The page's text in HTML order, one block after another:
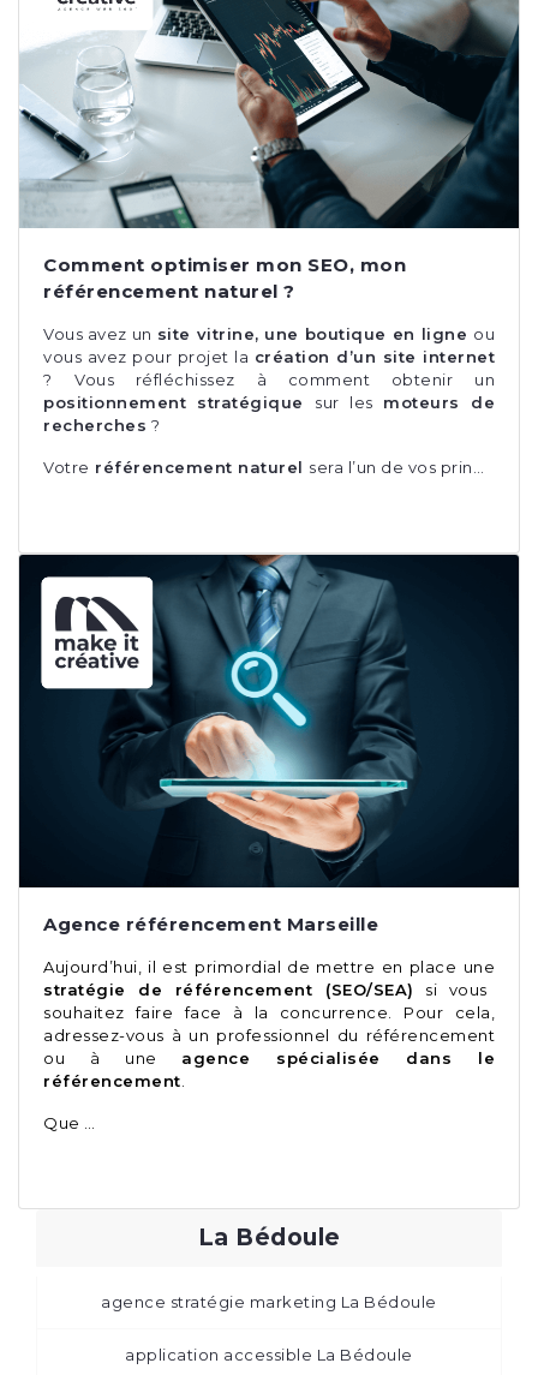
Comment optimiser mon SEO, mon
référencement naturel ?
Vous avez un site vitrine, une boutique en ligne ou
vous avez pour projet la création d’un site internet
?
Vous réfléchissez à comment obtenir un
positionnement stratégique sur les moteurs de
recherches ?
Votre référencement naturel sera l’un de vos prin…
Agence référencement Marseille
Aujourd’hui, il est primordial de mettre en place une
stratégie de référencement (SEO/SEA) si vous
souhaitez faire face à la concurrence. Pour cela,
adressez-vous à un professionnel du référencement
ou à une agence spécialisée dans le
référencement
Que …
La Bédoule
agence stratégie marketing La Bédoule
application accessible La Bédoule